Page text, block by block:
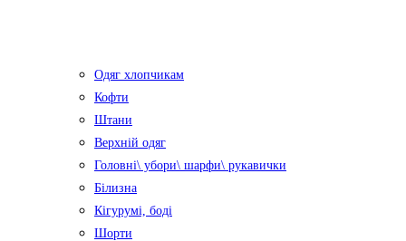
Одяг хлопчикам
Кофти
Штани
Верхній одяг
Головні\ убори\ шарфи\ рукавички
Білизна
Кігурумі, боді
Шорти